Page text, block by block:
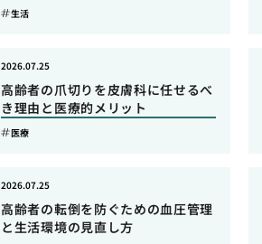
生活
高齢者の爪切りを皮膚科に任せるべ
き理由と医療的メリット
2026.07.25
医療
高齢者の転倒を防ぐための血圧管理
と生活環境の見直し方
2026.07.25